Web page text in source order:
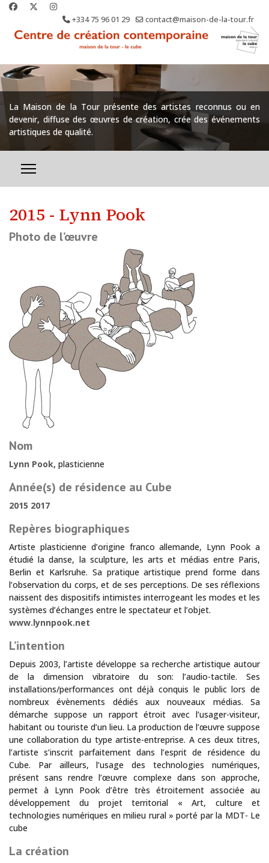
+334 75 96 01 29 contact@maison-de-la-tour.fr
La Maison de la Tour présente des artistes reconnus ou en
devenir, diffuse des œuvres de création, crée des événements
artistiques de qualité.
2015 - Lynn Pook
Photo de l’œuvre
Nom
Lynn Pook, plasticienne
Année(s) de résidence au Cube
2015 2017
Repères biographiques
Artiste plasticienne d’origine franco allemande, Lynn Pook a
étudié la danse, la sculpture, les arts et médias entre Paris,
Berlin et Karlsruhe. Sa pratique artistique prend forme dans
l’observation du corps, et de ses perceptions. De ses réflexions
naissent des dispositifs intimistes interrogeant les modes et les
systèmes d’échanges entre le spectateur et l’objet.
www.lynnpook.net
L’intention
Depuis 2003, l’artiste développe sa recherche artistique autour
de la dimension vibratoire du son: l’audio-tactile. Ses
installations/performances ont déjà conquis le public lors de
nombreux évènements dédiés aux nouveaux médias. Sa
démarche suppose un rapport étroit avec l’usager-visiteur,
habitant ou touriste d’un lieu. La production de l’œuvre suppose
une collaboration du type artiste-entreprise. A ces deux titres,
l’artiste s’inscrit parfaitement dans l’esprit de résidence du
Cube. Par ailleurs, l’usage des technologies numériques,
présent sans rendre l’œuvre complexe dans son approche,
permet à Lynn Pook d’être très étroitement associée au
développement du projet territorial « Art, culture et
technologies numériques en milieu rural » porté par la MDT- Le
cube
La création